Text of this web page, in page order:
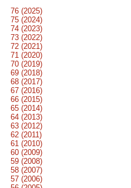
76 (2025)
75 (2024)
74 (2023)
73 (2022)
72 (2021)
71 (2020)
70 (2019)
69 (2018)
68 (2017)
67 (2016)
66 (2015)
65 (2014)
64 (2013)
63 (2012)
62 (2011)
61 (2010)
60 (2009)
59 (2008)
58 (2007)
57 (2006)